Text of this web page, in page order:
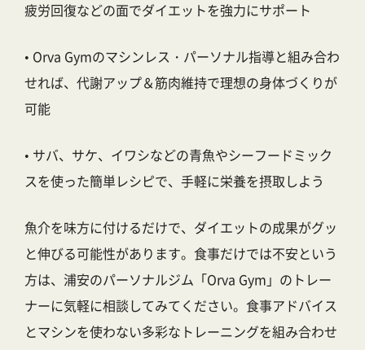
疲労回復などの面でダイエットを強力にサポート
• Orva Gymのマシンレス・パーソナル指導と組み合わ
せれば、代謝アップ＆筋肉維持で理想の身体づくりが
可能
• サバ、サケ、イワシなどの青魚やシーフードミック
スを使った簡単レシピで、手軽に栄養を摂取しよう
魚介を味方に付けるだけで、ダイエットの成果がグッ
と伸びる可能性があります。食事だけでは不安という
方は、浦安のパーソナルジム「Orva Gym」のトレー
ナーに気軽に相談してみてください。食事アドバイス
とマシンを使わない多彩なトレーニングを組み合わせ